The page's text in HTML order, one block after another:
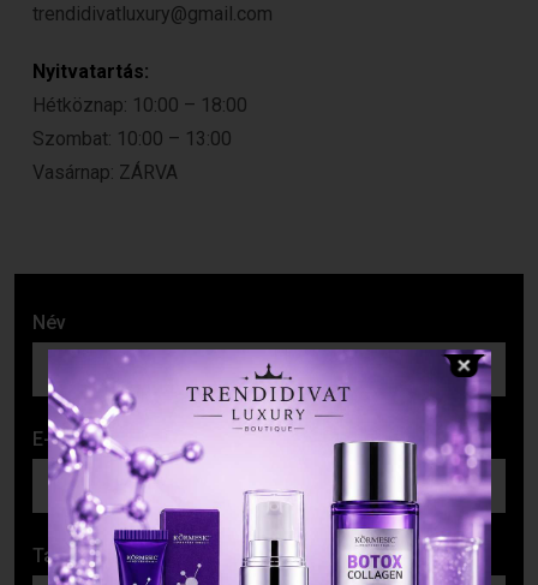
Név
E-mail cím
Tárgy
trendidivatluxury@gmail.com
Nyitvatartás:
Hétköznap: 10:00 – 18:00
Szombat: 10:00 – 13:00
Vasárnap: ZÁRVA